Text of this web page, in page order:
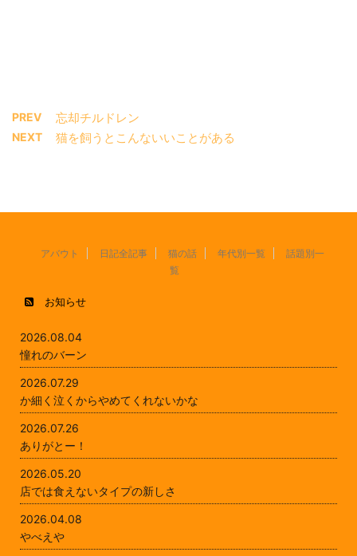
PREV 忘却チルドレン
NEXT 猫を飼うとこんないいことがある
アバウト 日記全記事 猫の話 年代別一覧
話題別一
覧
お知らせ
2026.08.04
憧れのバーン
2026.07.29
か細く泣くからやめてくれないかな
2026.07.26
ありがとー！
2026.05.20
店では食えないタイプの新しさ
2026.04.08
やべえや